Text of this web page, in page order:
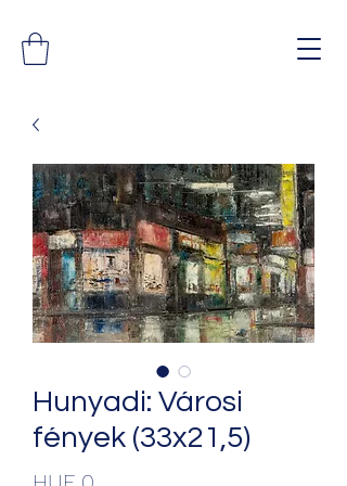
Hunyadi: Városi
fények (33x21,5)